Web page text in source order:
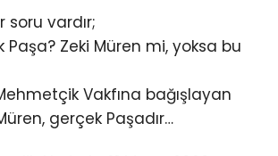
soru vardır;
Paşa? Zeki Müren mi, yoksa bu
Vakfına bağışlayan
gerçek Paşadır…